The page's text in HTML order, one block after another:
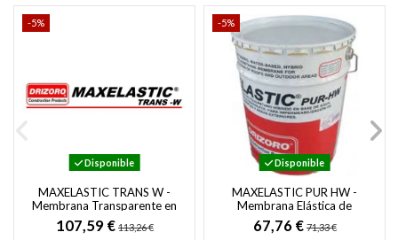
-5%
Disponible
MAXELASTIC TRANS W -
Membrana Transparente en
base agua para
Impermeabilizaciónes de...
107,59 € 113,26 €
-5%
Disponible
MAXELASTIC PUR HW -
Membrana Elástica de
Poliuretano Resistente a
Rayos UV para...
67,76 € 71,33 €